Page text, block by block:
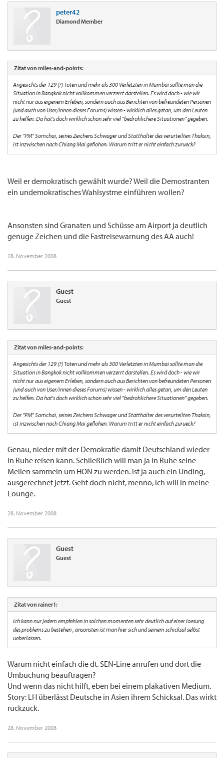
peter42
Diamond Member
Zitat von miles-and-points:
Angesichts der 129 (?) Toten und mehr als 300 Verletzten in Mumbai sollte man die
Situation in Bangkok nicht vollkommen verzerrt darstellen. Es wird doch - wie wir
nicht nur aus eigenem Erleben, sondern auch aus Berichten von befreundeten Personen
(und auch von User/innen dieses Forums) wissen - wirklich alles getan, um den Leuten
zu helfen. Da hat's doch wirklich schon sehr viel "bedrohlichere Situationen" gegeben.
Der "PM" Somchai, seines Zeichens Schwager und Statthalter des verurteilten Thaksin,
ist inzwischen nach Chiang Mai geflohen. Warum tritt er nicht einfach zurueck?
Weil er demokratisch gewählt wurde? Weil die Demostranten
ein undemokratisches Wahlsystme einführen wollen?
Ansonsten sind Granaten und Schüsse am Airport ja deutlich
genuge Zeichen und die Fastreisewarnung des AA auch!
28. November 2008
Guest
Guest
Zitat von miles-and-points:
Angesichts der 129 (?) Toten und mehr als 300 Verletzten in Mumbai sollte man die
Situation in Bangkok nicht vollkommen verzerrt darstellen. Es wird doch - wie wir
nicht nur aus eigenem Erleben, sondern auch aus Berichten von befreundeten Personen
(und auch von User/innen dieses Forums) wissen - wirklich alles getan, um den Leuten
zu helfen. Da hat's doch wirklich schon sehr viel "bedrohlichere Situationen" gegeben.
Der "PM" Somchai, seines Zeichens Schwager und Statthalter des verurteilten Thaksin,
ist inzwischen nach Chiang Mai geflohen. Warum tritt er nicht einfach zurueck?
Genau, nieder mit der Demokratie damit Deutschland wieder
in Ruhe reisen kann. Schließlich will man ja in Ruhe seine
Meilen sammeln um HON zu werden. Ist ja auch ein Unding,
ausgerechnet jetzt. Geht doch nicht, menno, ich will in meine
Lounge.
28. November 2008
Guest
Guest
Zitat von rainer1:
ich kann nur jedem empfehlen in solchen momenten sehr deutlich auf einer loesung
des problems zu bestehen , ansonsten ist man hier sich und seinem schicksal selbst
ueberlassen.
Warum nicht einfach die dt. SEN-Line anrufen und dort die
Umbuchung beauftragen?
Und wenn das nicht hilft, eben bei einem plakativen Medium.
Story: LH überlässt Deutsche in Asien ihrem Schicksal. Das wirkt
ruckzuck.
28. November 2008